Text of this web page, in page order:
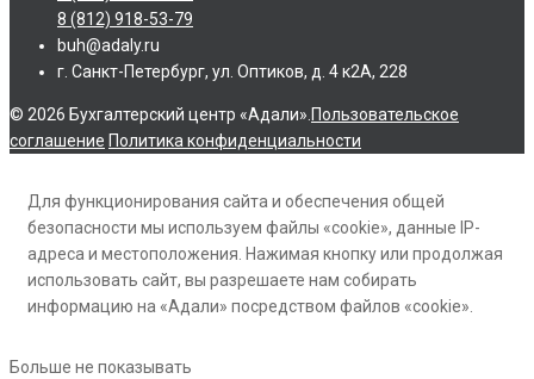
8 (812) 918-53-79
buh@adaly.ru
г. Санкт-Петербург, ул. Оптиков, д. 4 к2А, 228
© 2026 Бухгалтерский центр «Адали». Пользовательское
соглашение Политика конфиденциальности
Для функционирования сайта и обеспечения общей
безопасности мы используем файлы «cookie», данные IP-
адреса и местоположения. Нажимая кнопку или продолжая
использовать сайт, вы разрешаете нам собирать
информацию на «Адали» посредством файлов «cookie».
Больше не показывать